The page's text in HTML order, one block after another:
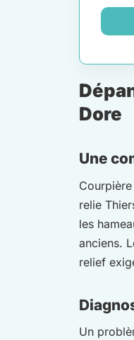
Dore
Une
relie
les
anciens.
relief
Un